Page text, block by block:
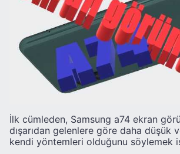
İlk cümleden, Samsung a74 ekran
dışarıdan gelenlere göre daha düşük
kendi yöntemleri olduğunu söylemek